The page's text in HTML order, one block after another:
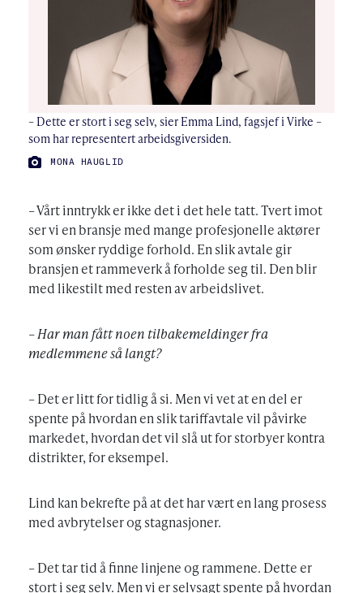
– Dette er stort i seg selv, sier Emma Lind, fagsjef i Virke –
som har representert arbeidsgiversiden.
FOTO:
MONA HAUGLID
– Vårt inntrykk er ikke det i det hele tatt. Tvert imot
ser vi en bransje med mange profesjonelle aktører
som ønsker ryddige forhold. En slik avtale gir
bransjen et rammeverk å forholde seg til. Den blir
med likestilt med resten av arbeidslivet.
– Har man fått noen tilbakemeldinger fra
medlemmene så langt?
– Det er litt for tidlig å si. Men vi vet at en del er
spente på hvordan en slik tariffavtale vil påvirke
markedet, hvordan det vil slå ut for storbyer kontra
distrikter, for eksempel.
Lind kan bekrefte på at det har vært en lang prosess
med avbrytelser og stagnasjoner.
– Det tar tid å finne linjene og rammene. Dette er
stort i seg selv. Men vi er selvsagt spente på hvordan